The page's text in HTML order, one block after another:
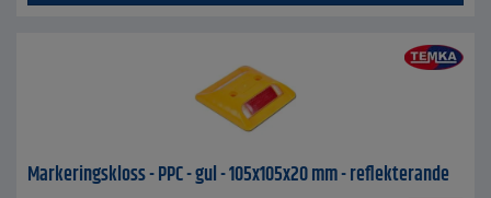
Markeringskloss - PPC - gul - 105x105x20 mm - reflekterande